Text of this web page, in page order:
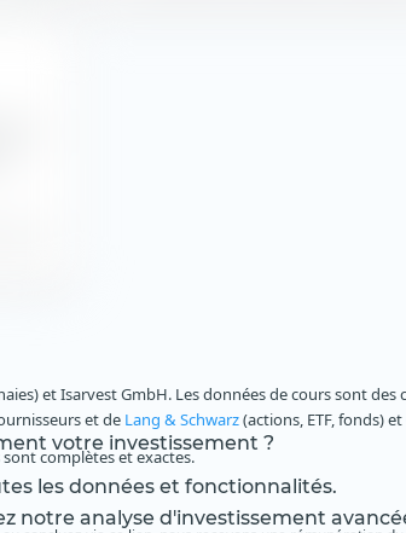
votre investissement ?
les données et fonctionnalités.
notre analyse d'investissement
et Isarvest GmbH. Les données de cours sont
et de Lang & Schwarz(actions, ETF, fonds) et
complètes et exactes.